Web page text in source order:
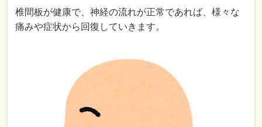
椎間板が健康で、神経の流れが正常であれば、様々な
痛みや症状から回復していきます。